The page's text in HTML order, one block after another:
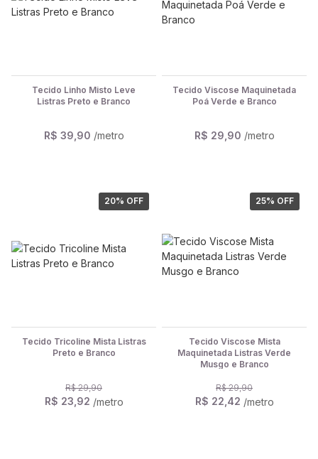
Tecido Linho Misto Leve
Listras Preto e Branco
R$ 39,90 /metro
Tecido Viscose Maquinetada
Poá Verde e Branco
R$ 29,90 /metro
20% OFF
Tecido Tricoline Mista Listras
Preto e Branco
R$ 29,90
R$ 23,92 /metro
25% OFF
Tecido Viscose Mista
Maquinetada Listras Verde
Musgo e Branco
R$ 29,90
R$ 22,42 /metro